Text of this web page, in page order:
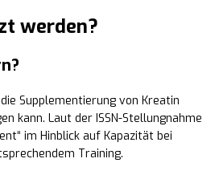
werden?
Supplementierung von Kreatin
kann. Laut der ISSN-Stellungnahme
im Hinblick auf Kapazität bei
Training.